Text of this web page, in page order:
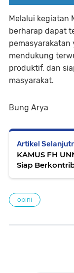
Melalui kegiatan
berharap dapat
pemasyarakatan
mendukung
produktif, dan
masyarakat.
Bung Arya
Artikel
KAMUS FH
Siap
opini